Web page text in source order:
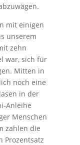
mit einigen
unserem
zehn
war, sich für
Mitten in
noch eine
in der
Anleihe
Menschen
zahlen die
Prozentsatz